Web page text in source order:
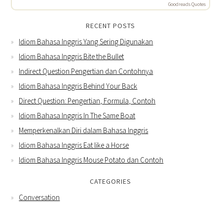
Goodreads Quotes
RECENT POSTS
Idiom Bahasa Inggris Yang Sering Digunakan
Idiom Bahasa Inggris Bite the Bullet
Indirect Question Pengertian dan Contohnya
Idiom Bahasa Inggris Behind Your Back
Direct Question: Pengertian, Formula, Contoh
Idiom Bahasa Inggris In The Same Boat
Memperkenalkan Diri dalam Bahasa Inggris
Idiom Bahasa Inggris Eat like a Horse
Idiom Bahasa Inggris Mouse Potato dan Contoh
CATEGORIES
Conversation